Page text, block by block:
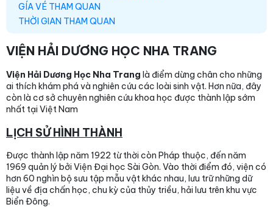
GÍA VÉ THAM QUAN
THỜI GIAN THAM QUAN
VIỆN HẢI DƯƠNG HỌC NHA TRANG
Viện Hải Dương Học Nha Trang là điểm dừng chân cho những
ai thích khám phá và nghiên cứu các loài sinh vật. Hơn nữa, đây
còn là cơ sở chuyên nghiên cứu khoa học được thành lập sớm
nhất tại Việt Nam
LỊCH SỬ HÌNH THÀNH
Được thành lập năm 1922 từ thời còn Pháp thuộc, đến năm
1969 quản lý bởi Viện Đại học Sài Gòn. Vào thời điểm đó, viện có
hơn 60 nghìn bộ sưu tập mẫu vật khác nhau, lưu trữ những dữ
liệu về địa chấn học, chu kỳ của thủy triều, hải lưu trên khu vực
Biển Đông.